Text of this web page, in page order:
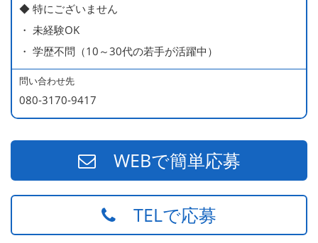
ラブラブな新婚さん）
540万円／店長（20代・入社3年目・ 育休取得して、更に
やる気MAXの2児のお父さん）
670万円／統括店長（30代・入社7年目・中学生の長男筆
頭に3人の子供を持つ一家の大黒柱）
◆ 特にございません
・ 未経験OK
・ 学歴不問（10～30代の若手が活躍中）
問い合わせ先
080-3170-9417
WEBで簡単応募
TELで応募